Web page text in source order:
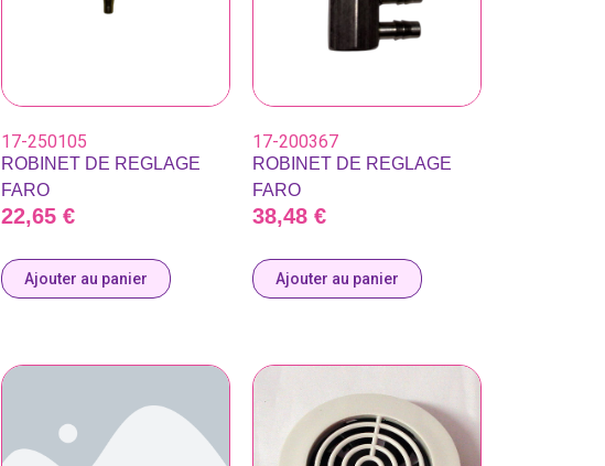
17-250105
ROBINET DE REGLAGE
FARO
22,65 €
Ajouter au panier
17-200367
ROBINET DE REGLAGE
FARO
38,48 €
Ajouter au panier